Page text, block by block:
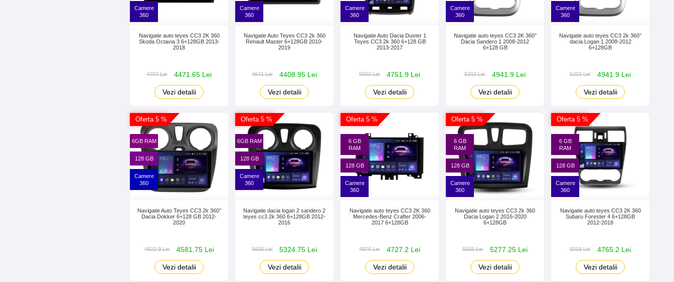
Camere
360
Navigatie auto teyes CC3 2K 360
Skoda Octavia 3 6+128GB 2013-
2018
4707 Lei 4471.65 Lei
Vezi detalii
Camere
360
Navigatie Auto Teyes CC3 2k 360
Renault Master 6+128GB 2010-
2019
4641 Lei 4408.95 Lei
Vezi detalii
Camere
360
Navigatie Auto Dacia Duster 1
Teyes CC3 2k 360 6+128 GB
2013-2017
5002 Lei 4751.9 Lei
Vezi detalii
Camere
360
Navigatie auto teyes CC3 2K 360°
Dacia Sandero 1 2008-2012
6+128 GB
5202 Lei 4941.9 Lei
Vezi detalii
Camere
360
Navigatie auto teyes CC3 2k 360°
dacia Logan 1 2008-2012
6+128GB
5202 Lei 4941.9 Lei
Vezi detalii
Oferta 5 %
6GB RAM
128 GB
Camere
360
Navigatie Auto Teyes CC3 2k 360°
Dacia Dokker 6+128 GB 2012-
2020
4822.9 Lei 4581.75 Lei
Vezi detalii
Oferta 5 %
6GB RAM
128 GB
Camere
360
Navigatie dacia logan 2 sandero 2
teyes cc3 2k 360 6+128GB 2012-
2016
5605 Lei 5324.75 Lei
Vezi detalii
Oferta 5 %
6 GB
RAM
128 GB
Camere
360
Navigatie auto teyes CC3 2K 360
Mercedes-Benz Crafter 2006-
2017 6+128GB
4976 Lei 4727.2 Lei
Vezi detalii
Oferta 5 %
6 GB
RAM
128 GB
Camere
360
Navigatie auto teyes CC3 2k 360
Dacia Logan 2 2016-2020
6+128GB
5555 Lei 5277.25 Lei
Vezi detalii
Oferta 5 %
6 GB
RAM
128 GB
Camere
360
Navigatie auto teyes CC3 2K 360
Subaru Forester 4 6+128GB
2012-2018
5016 Lei 4765.2 Lei
Vezi detalii